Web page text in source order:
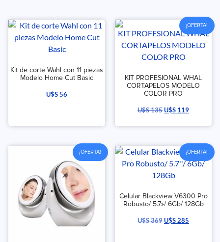
Kit de corte Wahl con 11 piezas
Modelo Home Cut Basic
U$S56
¡OFERTA!
KIT PROFESIONAL WHAL
CORTAPELOS MODELO
COLOR PRO
U$S135U$S 119
¡OFERTA! ¡OFERTA!
Celular Blackview V6300 Pro
Robusto/ 5.7»/ 6Gb/ 128Gb
U$S369U$S285